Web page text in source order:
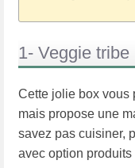
1- Veggie tribe
Cette jolie box vous
mais propose une
savez pas cuisiner,
avec option